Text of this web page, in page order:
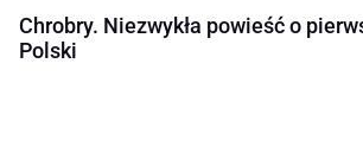
Chrobry. Niezwykła powieść o
Polski